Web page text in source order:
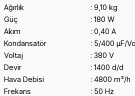
Ağırlık
9,10 kg
Güç
180 W
Akım
0,40 A
Kondansatör
5/400 μF/
Voltaj
380 V
Devir
1400 d/d
Hava Debisi
4800 m³/h
Frekans
50 Hz